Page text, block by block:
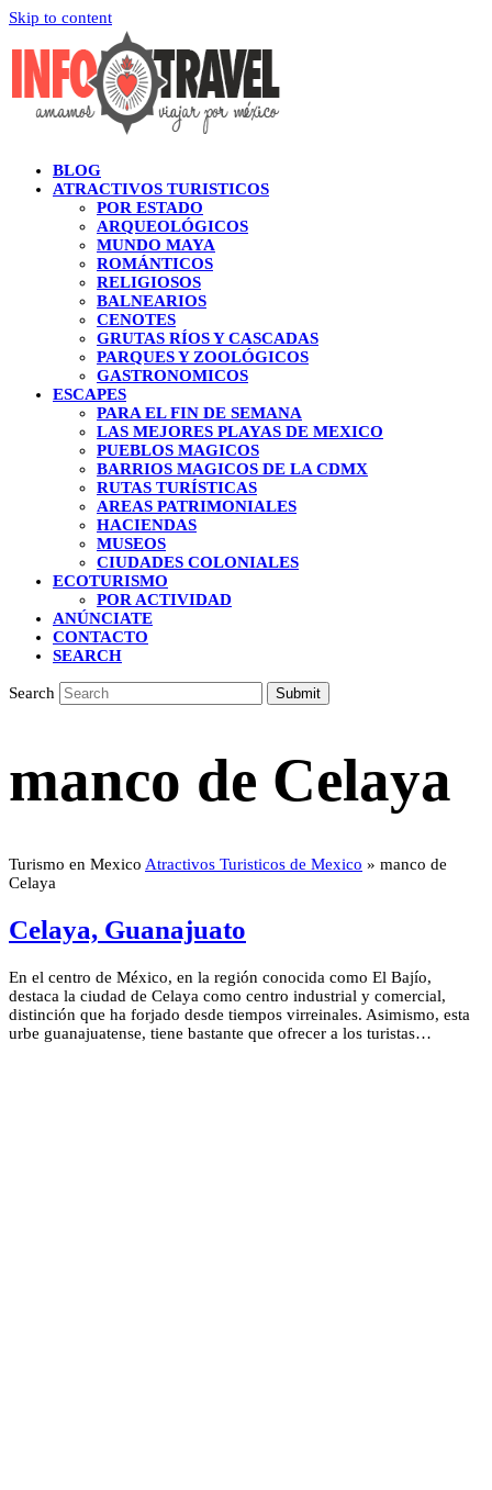
Skip to content
BLOG
ATRACTIVOS TURISTICOS
POR ESTADO
ARQUEOLÓGICOS
MUNDO MAYA
ROMÁNTICOS
RELIGIOSOS
BALNEARIOS
CENOTES
GRUTAS RÍOS Y CASCADAS
PARQUES Y ZOOLÓGICOS
GASTRONOMICOS
ESCAPES
PARA EL FIN DE SEMANA
LAS MEJORES PLAYAS DE MEXICO
PUEBLOS MAGICOS
BARRIOS MAGICOS DE LA CDMX
RUTAS TURÍSTICAS
AREAS PATRIMONIALES
HACIENDAS
MUSEOS
CIUDADES COLONIALES
ECOTURISMO
POR ACTIVIDAD
ANÚNCIATE
CONTACTO
SEARCH
Search Submit
manco de Celaya
Turismo en Mexico Atractivos Turisticos de Mexico » manco de
Celaya
Celaya, Guanajuato
En el centro de México, en la región conocida como El Bajío,
destaca la ciudad de Celaya como centro industrial y comercial,
distinción que ha forjado desde tiempos virreinales. Asimismo, esta
urbe guanajuatense, tiene bastante que ofrecer a los turistas…